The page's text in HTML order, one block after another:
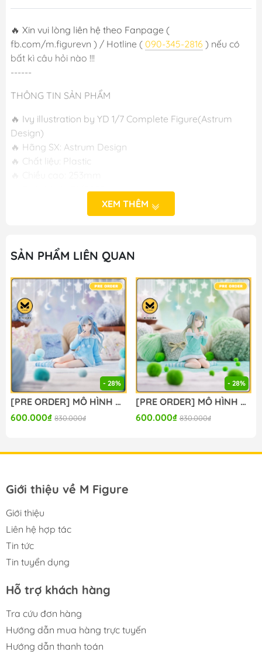
🔥 Xin vui lòng liên hệ theo Fanpage (
fb.com/m.figurevn ) / Hotline ( 090-345-2816 ) nếu có
bất kì câu hỏi nào !!!
------
THÔNG TIN SẢN PHẨM
🔥 Ivy illustration by YD 1/7 Complete Figure(Astrum
Design)
🔥 Hãng SX: Astrum Design
🔥 Chất liệu: Plastic
🔥 Phát hành: T1/2025
M FIGURE - MÔ HÌNH ANIME CHÍNH HÃNG NHẬT BẢN
🔥Add: Ngọc Hồi - Hoàng Liệt - Hoàng Mai - Hà Nội
🔥Hotline:090-345-2816or098-777-0035
🔥Website: https://mfigure.com/
#figure #mo_hinh #mo_hinh_nhan_vat
#mo_hinh_anime #anime_figure #figure
#mo_hinh_chinh_hang #mo_hinh_figure
#figure_chinh_hang #mo_hinh_tinh #nendoroid
#gameprize #scalefigure
-----
XEM THÊM
SẢN PHẨM LIÊN QUAN
- 28%
[PRE ORDER] MÔ HÌNH BanG Dream! - BanG Dream! Ave Mujica - Togawa Sakiko - Yumemirize - ～Pajama Party!～ (Sega Fave) FIGURE CHÍNH HÃNG
600.000₫ 830.000₫
- 28%
[PRE ORDER] MÔ HÌNH BanG Dream! - BanG Dream! Ave Mujica - Wakaba Mutsumi - Yumemirize - ～Pajama Party!～ (Sega Fave) FIGURE CHÍNH HÃNG
600.000₫ 830.000₫
Giới thiệu về M Figure
Giới thiệu
Liên hệ hợp tác
Tin tức
Tin tuyển dụng
Hỗ trợ khách hàng
Tra cứu đơn hàng
Hướng dẫn mua hàng trực tuyến
Hướng dẫn thanh toán